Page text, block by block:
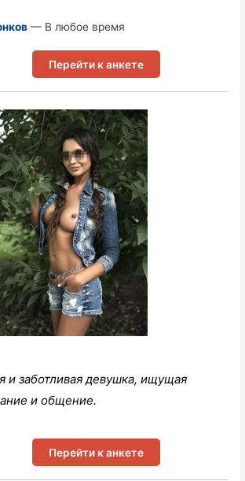
— В любое время
Перейти к анкете
и заботливая девушка, ищущая
и общение.
Перейти к анкете